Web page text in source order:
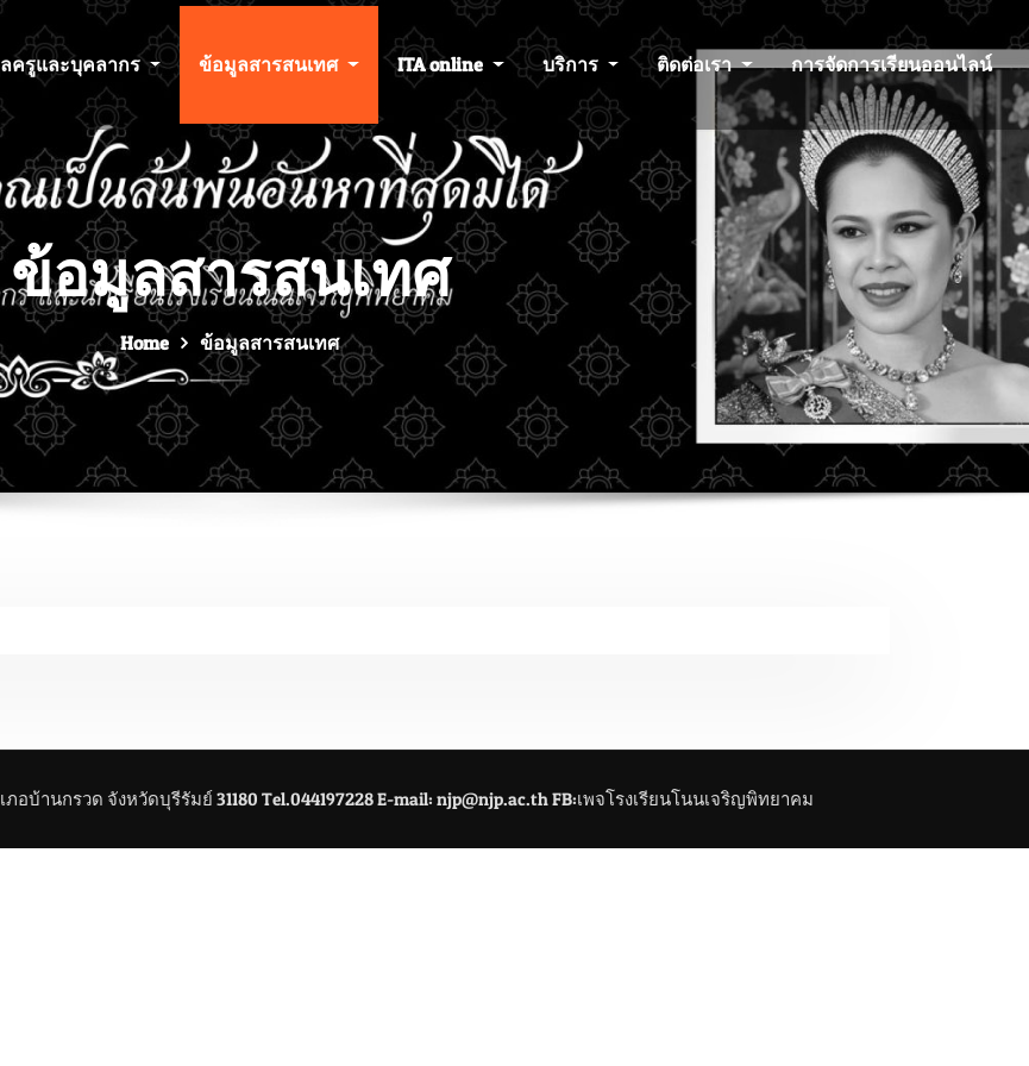
ครูและบุคลากร ข้อมูลสารสนเทศ ITA online บริการ ติดต่อเรา การจัดการเรียนออนไลน์
ข้อมูลสารสนเทศ
Home ข้อมูลสารสนเทศ
บ้านกรวด จังหวัดบุรีรัมย์ 31180 Tel.044197228 E-mail: njp@njp.ac.th FB:เพจโรงเรียนโนนเจริญพิทยาคม